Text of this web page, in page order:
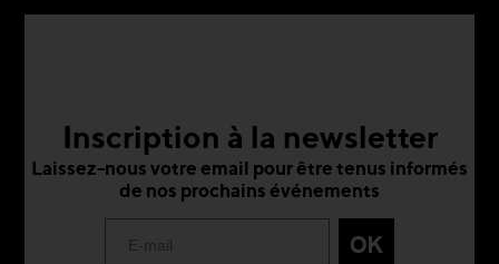
Inscription à la newsletter
Laissez-nous votre email pour être tenus informés
de nos prochains événements